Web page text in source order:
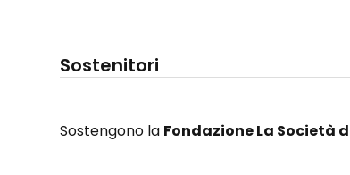
Sostenitori
Sostengono la Fondazione La Società